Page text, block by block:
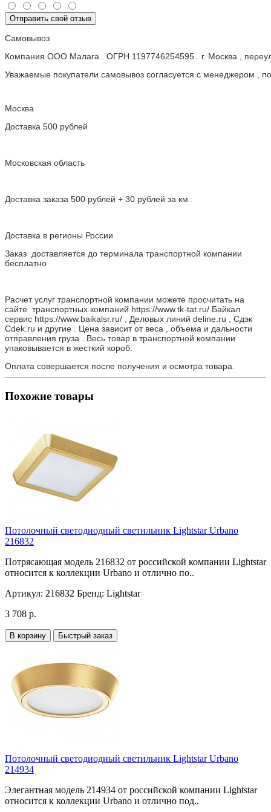
Отправить свой отзыв
Самовывоз
Компания ООО Малага . ОГРН 1197746254595 . г. Москва ,
Уважаемые покупатели самовывоз согласуется с менеджером ,
Москва
Доставка 500 рублей
Московская область
Доставка заказа 500 рублей + 30 рублей за км .
Доставка в регионы России
Заказ доставляется до терминала транспортной компании
бесплатно
Расчет услуг транспортной компании можете просчитать на
сайте транспортных компаний https://www.tk-tat.ru/ Байкал
сервис https://www.baikalsr.ru/ , Деловых линий deline.ru , Сдэк
Cdek.ru и другие . Цена зависит от веса , объема и дальности
отправления груза . Весь товар в транспортной компании
упаковывается в жесткий короб.
Оплата совершается после получения и осмотра товара.
Похожие товары
Потолочный светодиодный светильник Lightstar Urbano
216832
Потрясающая модель 216832 от российской компании Lightstar
относится к коллекции Urbano и отлично по..
Артикул: 216832 Бренд: Lightstar
3 708 р.
В корзину Быстрый заказ
Потолочный светодиодный светильник Lightstar Urbano
214934
Элегантная модель 214934 от российской компании Lightstar
относится к коллекции Urbano и отлично под..